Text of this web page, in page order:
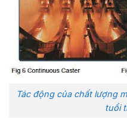
Tác động của chất lượng
tuổi